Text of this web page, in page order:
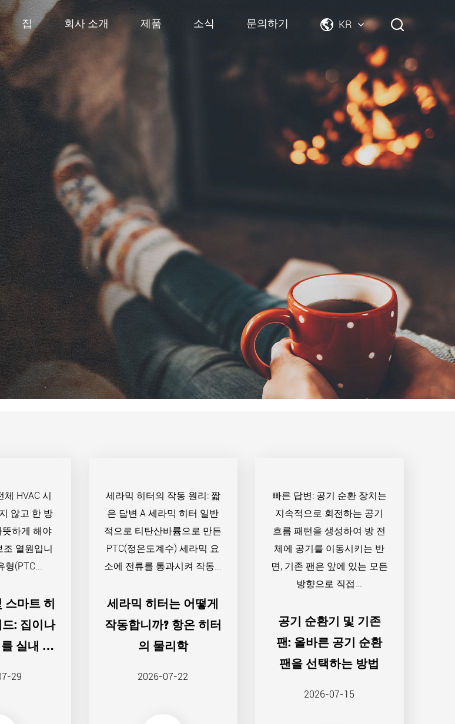
집 회사 소개 제품 소식 문의하기 KR
체 HVAC 시
않고 한 방
하게 해야
조 열원입니
형(PTC...
스마트 히
: 집이나
실내 및
29
세라믹 히터의 작동 원리: 짧
은 답변 A 세라믹 히터 일반
적으로 티탄산바륨으로 만든
PTC(정온도계수) 세라믹 요
소에 전류를 통과시켜 작동...
세라믹 히터는 어떻게
작동합니까? 항온 히터
의 물리학
2026-07-22
빠른 답변: 공기 순환 장치는
지속적으로 회전하는 공기
흐름 패턴을 생성하여 방 전
체에 공기를 이동시키는 반
면, 기존 팬은 앞에 있는 모든
방향으로 직접...
공기 순환기 및 기존
팬: 올바른 공기 순환
팬을 선택하는 방법
2026-07-15